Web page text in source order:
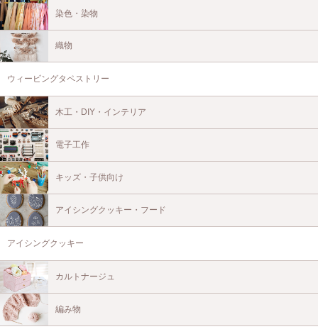
染色・染物
織物
ウィービングタペストリー
木工・DIY・インテリア
電子工作
キッズ・子供向け
アイシングクッキー・フード
アイシングクッキー
カルトナージュ
編み物